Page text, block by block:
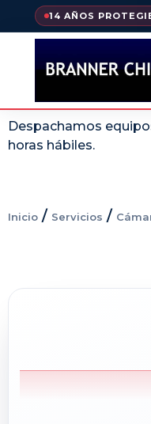
14 AÑOS
Despachamos
horas hábiles.
Inicio / Servicios /